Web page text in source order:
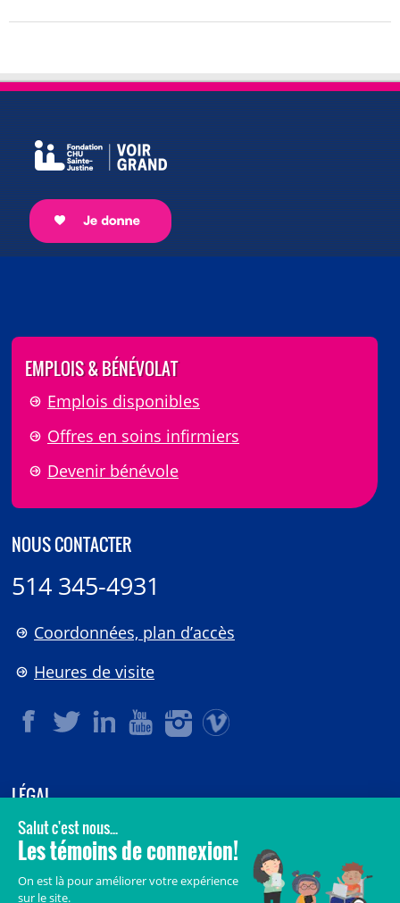
EMPLOIS & BÉNÉVOLAT
Emplois disponibles
Offres en soins infirmiers
Devenir bénévole
NOUS CONTACTER
514 345-4931
Coordonnées, plan d’accès
Heures de visite
LÉGAL
© 2006-2026CHU Sainte-Justine.
Tous droits réservés.
Crédits
Accès aux documents des organismes publics